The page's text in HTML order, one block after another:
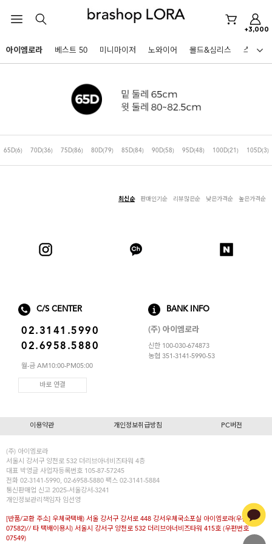
+3,000
아이엠로라
노와이어
미니마이저
스포츠브라
스포츠브라
노와이어
르미스떼르
아니타스포츠
아이엠로라 베스트 50 미니마이저 노와이어 몰드&심리스 스포츠
65D(6) 70D(36) 75D(86) 80D(79) 85D(84) 90D(58) 95D(48) 100D(21) 105D(3)
최신순 판매인기순 리뷰많은순 낮은가격순 높은가격순
C/S CENTER
02.3141.5990
02.6958.5880
월-금 AM10:00-PM05:00
바로 연결
BANK INFO
(주) 아이엠로라
신한 100-030-674873
농협 351-3141-5990-53
이용약관 개인정보취급방침 PC버전
(주) 아이엠로라
서울시 강서구 양천로 532 더리브아너비즈타워 4층
대표 박영글 사업자등록번호 105-87-57245
전화 02-3141-5990, 02-6958-5880 팩스 02-3141-5884
통신판매업 신고 2025-서울강서-3241
개인정보관리책임자 임선영
[반품/교환 주소] 우체국택배) 서울 강서구 강서로 448 강서우체국소포실 아이엠로라(우편번호
07582)// 타 택배이용시) 서울시 강서구 양천로 532 더리브아너비즈타워 415호 (우편번호
07549)